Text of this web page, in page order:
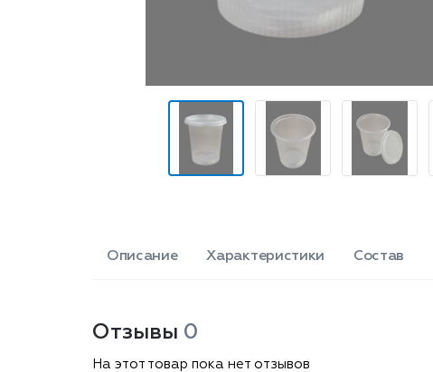
Описание Характеристики Состав
Отзывы 0
На этот товар пока нет отзывов